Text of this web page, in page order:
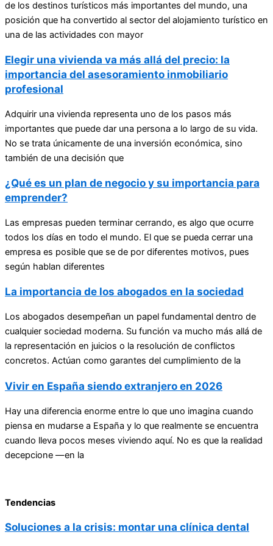
de los destinos turísticos más importantes del mundo, una
posición que ha convertido al sector del alojamiento turístico en
una de las actividades con mayor
Elegir una vivienda va más allá del precio: la
importancia del asesoramiento inmobiliario
profesional
Adquirir una vivienda representa uno de los pasos más
importantes que puede dar una persona a lo largo de su vida.
No se trata únicamente de una inversión económica, sino
también de una decisión que
¿Qué es un plan de negocio y su importancia para
emprender?
Las empresas pueden terminar cerrando, es algo que ocurre
todos los días en todo el mundo. El que se pueda cerrar una
empresa es posible que se de por diferentes motivos, pues
según hablan diferentes
La importancia de los abogados en la sociedad
Los abogados desempeñan un papel fundamental dentro de
cualquier sociedad moderna. Su función va mucho más allá de
la representación en juicios o la resolución de conflictos
concretos. Actúan como garantes del cumplimiento de la
Vivir en España siendo extranjero en 2026
Hay una diferencia enorme entre lo que uno imagina cuando
piensa en mudarse a España y lo que realmente se encuentra
cuando lleva pocos meses viviendo aquí. No es que la realidad
decepcione —en la
Tendencias
Soluciones a la crisis: montar una clínica dental